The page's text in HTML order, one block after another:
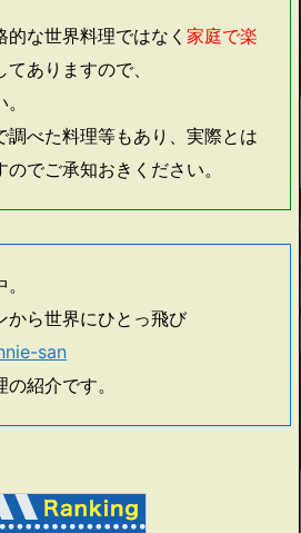
な世界料理ではなく 家庭で楽
てありますので、
調べた料理等もあり、実際とは
でご承知おきください。
から世界にひとっ飛び
san
紹介です。